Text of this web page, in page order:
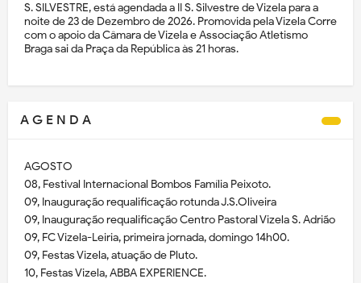
S. SILVESTRE, está agendada a II S. Silvestre de Vizela para a
noite de 23 de Dezembro de 2026. Promovida pela Vizela Corre
com o apoio da Câmara de Vizela e Associação Atletismo
Braga sai da Praça da República às 21 horas.
A G E N D A
AGOSTO
08, Festival Internacional Bombos Família Peixoto.
09, Inauguração requalificação rotunda J.S.Oliveira
09, Inauguração requalificação Centro Pastoral Vizela S. Adrião
09, FC Vizela-Leiria, primeira jornada, domingo 14h00.
09, Festas Vizela, atuação de Pluto.
10, Festas Vizela, ABBA EXPERIENCE.